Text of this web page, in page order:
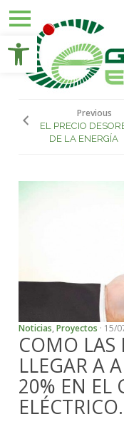
Abrir barra de
Close
Skip
content
INICIO
COMERCIALIZADORA
CONSULTORÍAPrevious
EL PRECIO
DE LA ENERGÍA
Noticias,Proyectos · 15/
COMO LAS
LLEGAR A
20% EN EL
ELÉCTRICO.